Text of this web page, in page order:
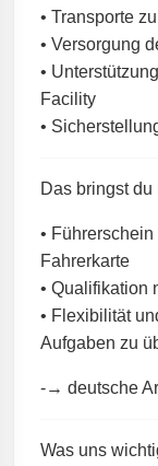
• Transporte
• Versorgung
•
Facility
•
Das bringst du
•
Fahrerkarte
• Qualifikation
• Flexibilität
Aufgaben zu
-→ deutsche
Was uns